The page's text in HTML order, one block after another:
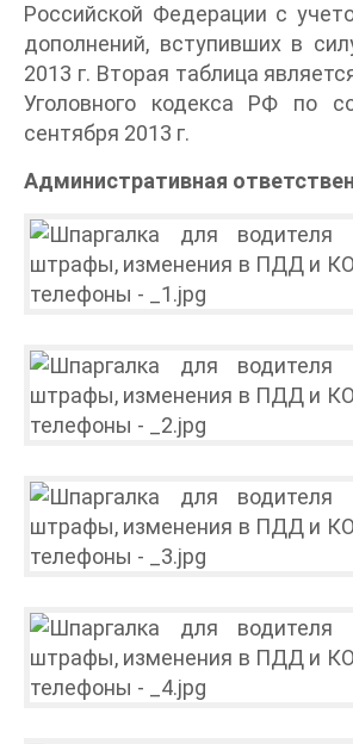
Российской Федерации с
дополнений, вступивших в
2013 г. Вторая таблица
Уголовного кодекса РФ по
сентября 2013 г.
Административная